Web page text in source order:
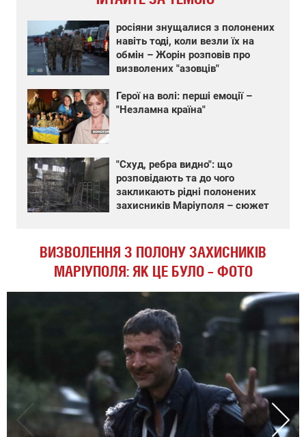
росіяни знущалися з полонених
навіть тоді, коли везли їх на
обмін – Жорін розповів про
визволених "азовців"
Герої на волі: перші емоції –
"Незламна країна"
"Схуд, ребра видно": що
розповідають та до чого
закликають рідні полонених
захисників Маріуполя – сюжет
ВИЗВОЛЕННЯ З ПОЛОНУ ЗАХИСНИКІВ
МАРІУПОЛЯ: ЯК ЦЕ БУЛО – ФОТО